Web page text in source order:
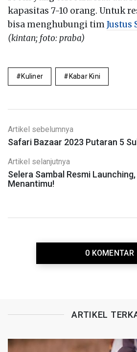
kapasitas 7-10 orang. Untuk
bisa menghubungi timJustus
(kintan; foto: praba)
Kuliner Kabar Kini
Artikel sebelumnya
Safari Bazaar 2023 Putaran 5
Artikel selanjutnya
Selera Sambal Resmi
Menantimu!
0 KOMENTAR
ARTIKEL